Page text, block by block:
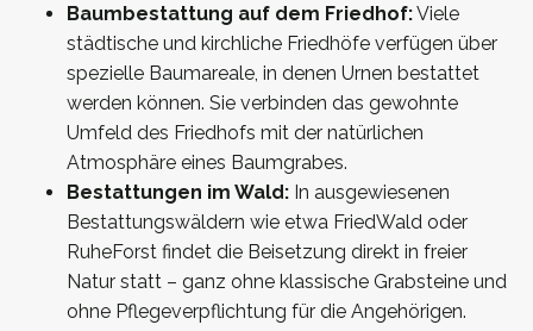
Baumbestattung auf dem Friedhof:Viele
städtische und kirchliche Friedhöfe verfügen über
spezielle Baumareale, in denen Urnen bestattet
werden können. Sie verbinden das gewohnte
Umfeld des Friedhofs mit der natürlichen
Atmosphäre eines Baumgrabes.
Bestattungen im Wald: In ausgewiesenen
Bestattungswäldern wie etwa FriedWald oder
RuheForst findet die Beisetzung direkt in freier
Natur statt – ganz ohne klassische Grabsteine und
ohne Pflegeverpflichtung für die Angehörigen.